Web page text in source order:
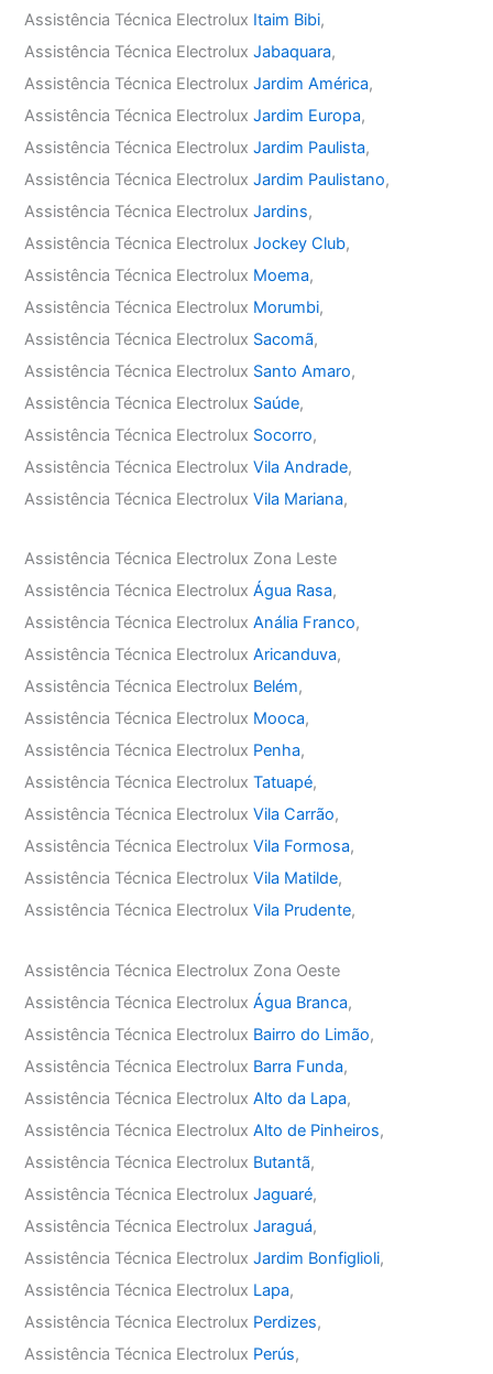
Assistência Técnica Electrolux Itaim Bibi,
Assistência Técnica ElectroluxJabaquara,
Assistência Técnica ElectroluxJardim América,
Assistência Técnica ElectroluxJardim Europa,
Assistência Técnica ElectroluxJardim Paulista,
Assistência Técnica ElectroluxJardim Paulistano,
Assistência Técnica ElectroluxJardins,
Assistência Técnica ElectroluxJockey Club,
Assistência Técnica Electrolux Moema,
Assistência Técnica Electrolux Morumbi,
Assistência Técnica Electrolux Sacomã,
Assistência Técnica Electrolux Santo Amaro,
Assistência Técnica Electrolux Saúde,
Assistência Técnica Electrolux Socorro,
Assistência Técnica ElectroluxVila Andrade,
Assistência Técnica ElectroluxVila Mariana,
Assistência Técnica Electrolux Zona Leste
Assistência Técnica ElectroluxÁgua Rasa,
Assistência Técnica ElectroluxAnália Franco,
Assistência Técnica ElectroluxAricanduva,
Assistência Técnica Electrolux Belém,
Assistência Técnica Electrolux Mooca,
Assistência Técnica Electrolux Penha,
Assistência Técnica ElectroluxTatuapé,
Assistência Técnica ElectroluxVila Carrão,
Assistência Técnica ElectroluxVila Formosa,
Assistência Técnica ElectroluxVila Matilde,
Assistência Técnica ElectroluxVila Prudente,
Assistência Técnica Electrolux Zona Oeste
Assistência Técnica ElectroluxÁgua Branca,
Assistência Técnica Electrolux Bairro do Limão,
Assistência Técnica Electrolux Barra Funda,
Assistência Técnica ElectroluxAlto da Lapa,
Assistência Técnica ElectroluxAlto de Pinheiros,
Assistência Técnica Electrolux Butantã,
Assistência Técnica ElectroluxJaguaré,
Assistência Técnica ElectroluxJaraguá,
Assistência Técnica ElectroluxJardim Bonfiglioli,
Assistência Técnica Electrolux Lapa,
Assistência Técnica Electrolux Perdizes,
Assistência Técnica Electrolux Perús,